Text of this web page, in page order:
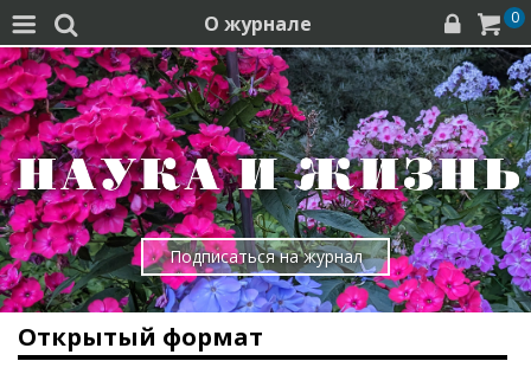
  О журнале   0
Подписаться на журнал
Открытый формат